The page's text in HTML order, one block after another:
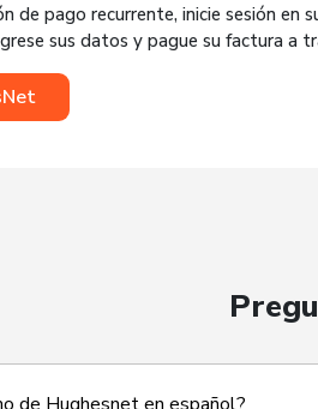
de pago recurrente, inicie sesión en
sus datos y pague su factura a